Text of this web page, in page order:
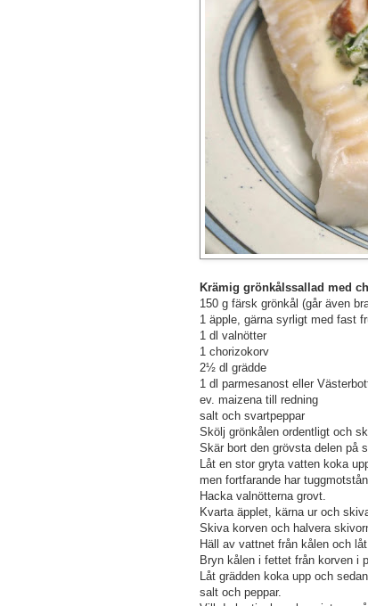
Krämig grönkålssallad med
150 g färsk grönkål (går även
1 äpple, gärna syrligt med fast
1 dl valnötter
1 chorizokorv
2½ dl grädde
1 dl parmesanost eller
ev. maizena till redning
salt och svartpeppar
Skölj grönkålen ordentligt och
Skär bort den grövsta delen på
Låt en stor gryta vatten koka
men fortfarande har
Hacka valnötterna grovt.
Kvarta äpplet, kärna ur och
Skiva korven och halvera
Häll av vattnet från kålen och
Bryn kålen i fettet från korven i
Låt grädden koka upp och
salt och peppar.